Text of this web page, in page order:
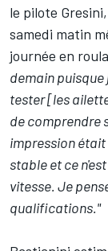
le pilote
samedi matin
journée en
demain
tester [les
de comprendre
impression
stable et ce
vitesse. Je
qualifications."